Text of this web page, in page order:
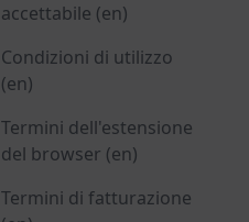
accettabile (en)
Condizioni di utilizzo
(en)
Termini dell'estensione
del browser (en)
Termini di fatturazione